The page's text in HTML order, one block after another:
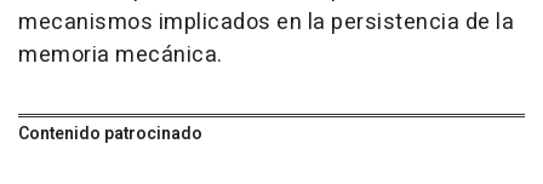
mecanismos implicados en la persistencia de la
memoria mecánica.
Contenido patrocinado